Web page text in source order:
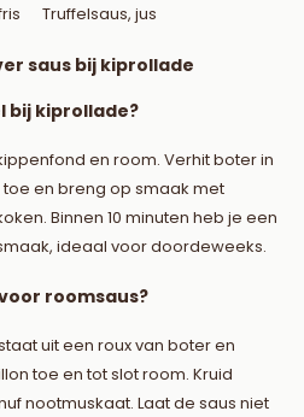
Truffelsaus, jus
saus bij kiprollade
bij kiprollade?
en room. Verhit boter in
en breng op smaak met
Binnen 10 minuten heb je een
ideaal voor doordeweeks.
roomsaus?
uit een roux van boter en
toe en tot slot room. Kruid
nootmuskaat. Laat de saus niet